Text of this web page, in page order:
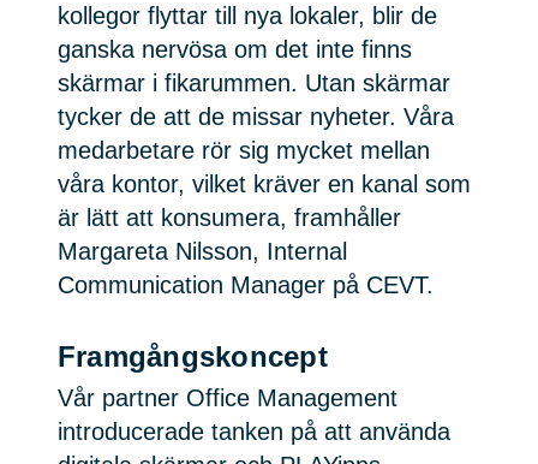
kollegor flyttar till nya lokaler, blir de
ganska nervösa om det inte finns
skärmar i fikarummen. Utan skärmar
tycker de att de missar nyheter. Våra
medarbetare rör sig mycket mellan
våra kontor, vilket kräver en kanal som
är lätt att konsumera, framhåller
Margareta Nilsson, Internal
Communication Manager på CEVT.
Framgångskoncept
Vår partner Office Management
introducerade tanken på att använda